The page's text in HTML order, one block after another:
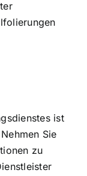
ist
Sie
zu